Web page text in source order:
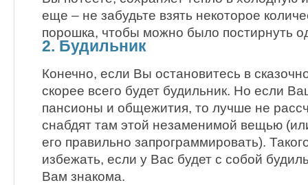
еще – не забудьте взять некоторое
порошка, чтобы можно было постирнуть
2. Будильник
Конечно, если Вы остановитесь в
скорее всего будет будильник. Но если
пансионы и общежития, то лучше не
снабдят там этой незаменимой вещью
его правильно запрограммировать).
избежать, если у Вас будет с собой
Вам знакома.